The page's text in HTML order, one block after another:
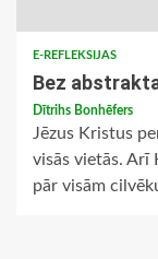
E-REFLEKSIJAS
Bez
Dītrihs Bonhēfers
Jēzus Kristus
visās vietās. Arī
pār visām